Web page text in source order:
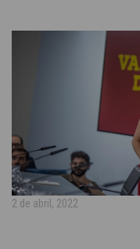
2 de abril, 2022